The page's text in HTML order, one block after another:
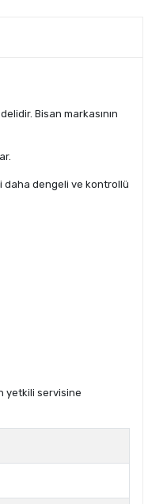
Bisan markasının
daha dengeli ve kontrollü
yetkili servisine